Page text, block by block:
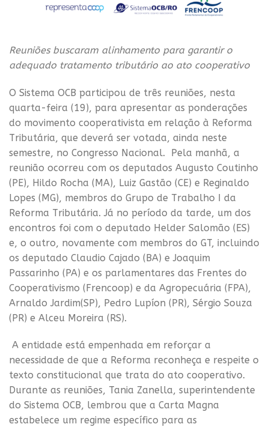
Reuniões buscaram alinhamento para garantir o
adequado tratamento tributário ao ato cooperativo
O Sistema OCB participou de três reuniões, nesta
quarta-feira (19), para apresentar as ponderações
do movimento cooperativista em relação à Reforma
Tributária, que deverá ser votada, ainda neste
semestre, no Congresso Nacional. Pela manhã, a
reunião ocorreu com os deputados Augusto Coutinho
(PE), Hildo Rocha (MA), Luiz Gastão (CE) e Reginaldo
Lopes (MG), membros do Grupo de Trabalho I da
Reforma Tributária. Já no período da tarde, um dos
encontros foi com o deputado Helder Salomão (ES)
e, o outro, novamente com membros do GT, incluindo
os deputado Claudio Cajado (BA) e Joaquim
Passarinho (PA) e os parlamentares das Frentes do
Cooperativismo (Frencoop) e da Agropecuária (FPA),
Arnaldo Jardim(SP), Pedro Lupíon (PR), Sérgio Souza
(PR) e Alceu Moreira (RS).
A entidade está empenhada em reforçar a
necessidade de que a Reforma reconheça e respeite o
texto constitucional que trata do ato cooperativo.
Durante as reuniões, Tania Zanella, superintendente
do Sistema OCB, lembrou que a Carta Magna
estabelece um regime específico para as